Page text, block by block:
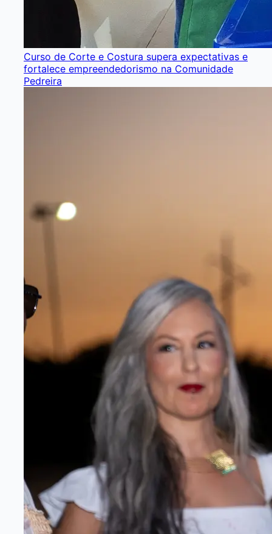
Curso de Corte e Costura supera expectativas e
fortalece empreendedorismo na Comunidade
Pedreira